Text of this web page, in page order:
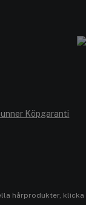
hårprodukter, klicka